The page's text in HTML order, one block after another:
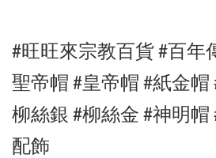
#旺旺來宗教百貨 #百年
聖帝帽 #皇帝帽 #紙金帽
柳絲銀 #柳絲金 #神明帽
配飾